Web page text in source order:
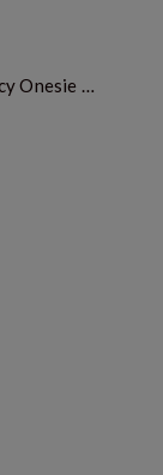
Konges Slojd - Kombinezon niemowlęcy Onesie Minnie - PUPPY